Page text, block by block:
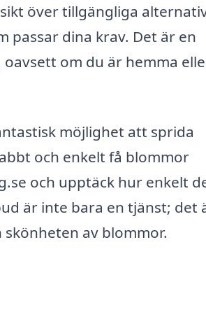
över tillgängliga
passar dina krav. Det är en
om du är hemma
möjlighet att sprida
och enkelt få blommor
och upptäck hur enkelt
är inte bara en tjänst; det
av blommor.